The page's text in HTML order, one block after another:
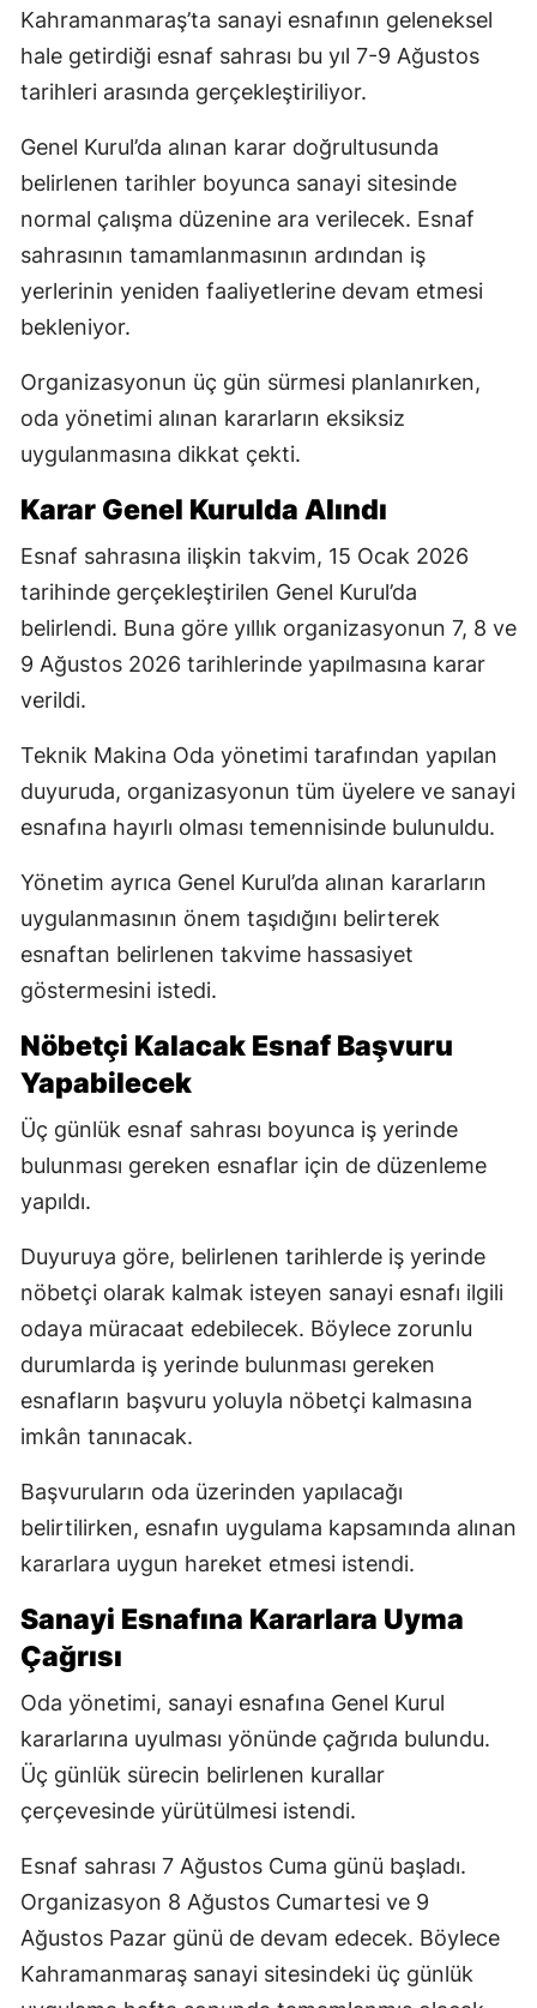
Kahramanmaraş’ta sanayi esnafının geleneksel
hale getirdiği esnaf sahrası bu yıl 7-9 Ağustos
tarihleri arasında gerçekleştiriliyor.
Genel Kurul’da alınan karar doğrultusunda
belirlenen tarihler boyunca sanayi sitesinde
normal çalışma düzenine ara verilecek. Esnaf
sahrasının tamamlanmasının ardından iş
yerlerinin yeniden faaliyetlerine devam etmesi
bekleniyor.
Organizasyonun üç gün sürmesi planlanırken,
oda yönetimi alınan kararların eksiksiz
uygulanmasına dikkat çekti.
Karar Genel Kurulda Alındı
Esnaf sahrasına ilişkin takvim, 15 Ocak 2026
tarihinde gerçekleştirilen Genel Kurul’da
belirlendi. Buna göre yıllık organizasyonun 7, 8 ve
9 Ağustos 2026 tarihlerinde yapılmasına karar
verildi.
Teknik Makina Oda yönetimi tarafından yapılan
duyuruda, organizasyonun tüm üyelere ve sanayi
esnafına hayırlı olması temennisinde bulunuldu.
Yönetim ayrıca Genel Kurul’da alınan kararların
uygulanmasının önem taşıdığını belirterek
esnaftan belirlenen takvime hassasiyet
göstermesini istedi.
Nöbetçi Kalacak Esnaf Başvuru
Yapabilecek
Üç günlük esnaf sahrası boyunca iş yerinde
bulunması gereken esnaflar için de düzenleme
yapıldı.
Duyuruya göre, belirlenen tarihlerde iş yerinde
nöbetçi olarak kalmak isteyen sanayi esnafı ilgili
odaya müracaat edebilecek. Böylece zorunlu
durumlarda iş yerinde bulunması gereken
esnafların başvuru yoluyla nöbetçi kalmasına
imkân tanınacak.
Başvuruların oda üzerinden yapılacağı
belirtilirken, esnafın uygulama kapsamında alınan
kararlara uygun hareket etmesi istendi.
Sanayi Esnafına Kararlara Uyma
Çağrısı
Oda yönetimi, sanayi esnafına Genel Kurul
kararlarına uyulması yönünde çağrıda bulundu.
Üç günlük sürecin belirlenen kurallar
çerçevesinde yürütülmesi istendi.
Esnaf sahrası 7 Ağustos Cuma günü başladı.
Organizasyon 8 Ağustos Cumartesi ve 9
Ağustos Pazar günü de devam edecek. Böylece
Kahramanmaraş sanayi sitesindeki üç günlük